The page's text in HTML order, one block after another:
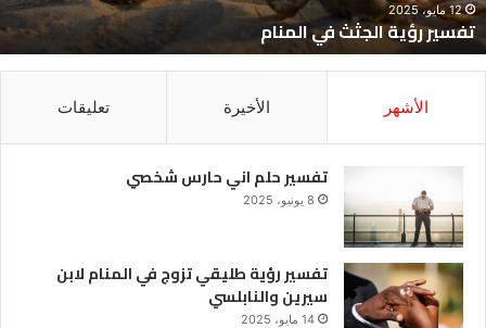
12 مايو، 2025
تفسير رؤية الجثث في المنام
الأشهر الأخيرة تعليقات
تفسير حلم اني حارس شخصي
8 يونيو، 2025
تفسير رؤية طليقي تزوج في المنام لابن
سيرين والنابلسي
14 مايو، 2025